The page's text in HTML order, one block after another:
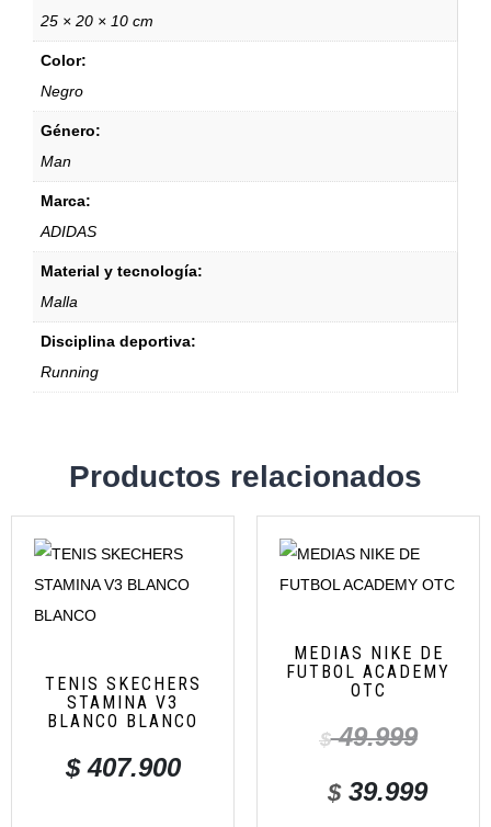
25 × 20 × 10 cm
Color:
Negro
Género:
Man
Marca:
ADIDAS
Material y tecnología:
Malla
Disciplina deportiva:
Running
Productos relacionados
TENIS SKECHERS
STAMINA V3
BLANCO BLANCO
$407.900
MEDIAS NIKE DE
FUTBOL ACADEMY
OTC
$49.999
$39.999